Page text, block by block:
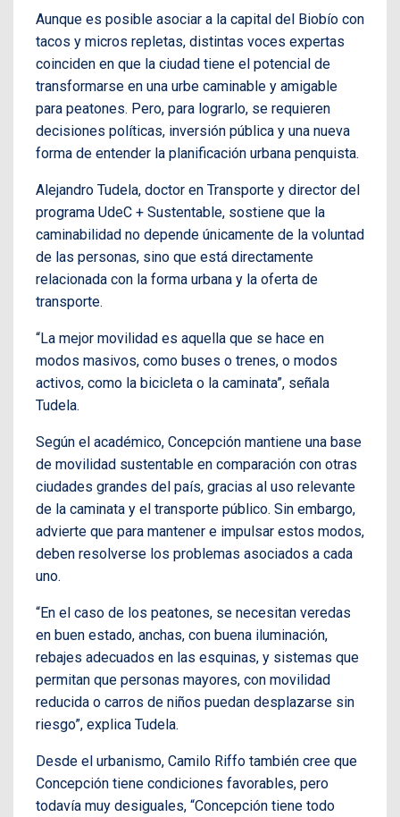
Aunque es posible asociar a la capital del Biobío con
tacos y micros repletas, distintas voces expertas
coinciden en que la ciudad tiene el potencial de
transformarse en una urbe caminable y amigable
para peatones. Pero, para lograrlo, se requieren
decisiones políticas, inversión pública y una nueva
forma de entender la planificación urbana penquista.
Alejandro Tudela, doctor en Transporte y director del
programa UdeC + Sustentable, sostiene que la
caminabilidad no depende únicamente de la voluntad
de las personas, sino que está directamente
relacionada con la forma urbana y la oferta de
transporte.
“La mejor movilidad es aquella que se hace en
modos masivos, como buses o trenes, o modos
activos, como la bicicleta o la caminata”, señala
Tudela.
Según el académico, Concepción mantiene una base
de movilidad sustentable en comparación con otras
ciudades grandes del país, gracias al uso relevante
de la caminata y el transporte público. Sin embargo,
advierte que para mantener e impulsar estos modos,
deben resolverse los problemas asociados a cada
uno.
“En el caso de los peatones, se necesitan veredas
en buen estado, anchas, con buena iluminación,
rebajes adecuados en las esquinas, y sistemas que
permitan que personas mayores, con movilidad
reducida o carros de niños puedan desplazarse sin
riesgo”, explica Tudela.
Desde el urbanismo, Camilo Riffo también cree que
Concepción tiene condiciones favorables, pero
todavía muy desiguales, “Concepción tiene todo